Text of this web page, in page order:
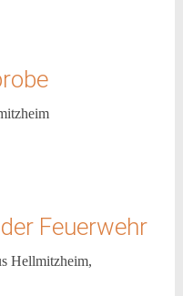
Feuerwehr
Hellmitzheim,